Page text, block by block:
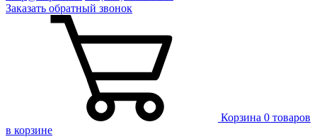
Заказать обратный звонок
Корзина 0 товаров
в корзине